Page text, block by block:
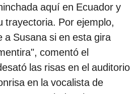
aquí en Ecuador y
trayectoria. Por ejemplo,
Susana si en esta gira
comentó el
las risas en el auditorio
en la vocalista de